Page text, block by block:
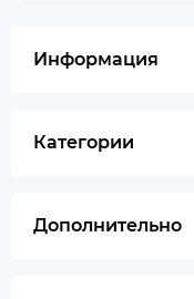
Информация
Категории
Дополнительно